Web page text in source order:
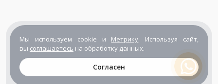
Мы используем cookie и Метрику. Используя сайт,
вы соглашаетесь на обработку данных.
Согласен